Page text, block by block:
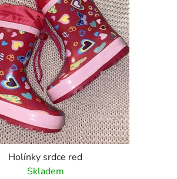
Holínky srdce red
Skladem